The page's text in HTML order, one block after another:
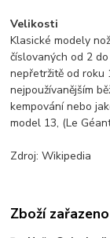
Velikosti
Klasické modely
číslovaných od 2
nepřetržitě od roku
nejpoužívanějším
kempování nebo
model 13, (Le
Zdroj: Wikipedia
Zboží